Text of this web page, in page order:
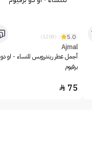
5.0
(1208)
Ajmal
أجمل عطر ريندروبس للنساء - او دو
برفيوم
75
